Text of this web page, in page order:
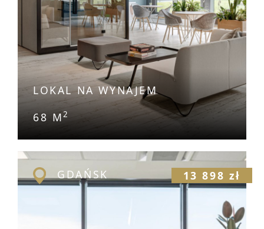
LOKAL NA WYNAJEM
68 M2
GDAŃSK 13 898 zł